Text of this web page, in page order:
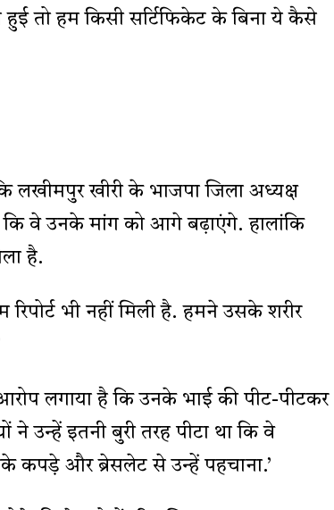
तो हम किसी सर्टिफिकेट के बिना ये कैसे
लखीमपुर खीरी के भाजपा जिला अध्यक्ष
कि वे उनके मांग को आगे बढ़ाएंगे. हालांकि
है.
रिपोर्ट भी नहीं मिली है. हमने उसके शरीर
लगाया है कि उनके भाई की पीट-पीटकर
ने उन्हें इतनी बुरी तरह पीटा था कि वे
कपड़े और ब्रेसलेट से उन्हें पहचाना.’